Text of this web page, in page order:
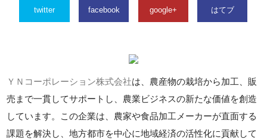
twitter facebook google+ はてブ
ＹＮコーポレーション株式会社は、農産物の栽培から加工、販
売まで一貫してサポートし、農業ビジネスの新たな価値を創造
しています。この企業は、農家や食品加工メーカーが直面する
課題を解決し、地方都市を中心に地域経済の活性化に貢献して